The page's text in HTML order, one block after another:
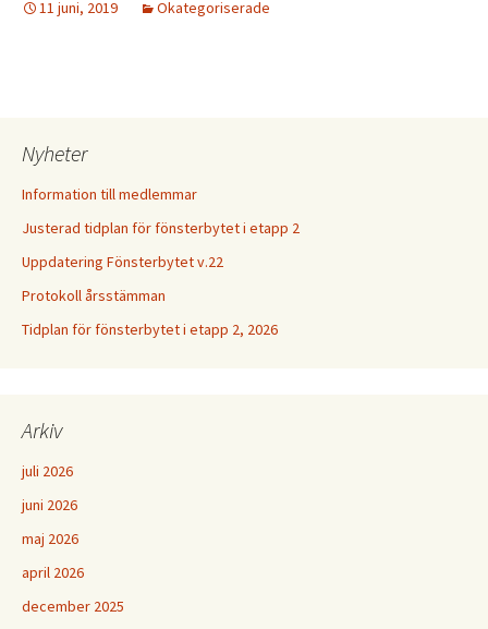
11 juni, 2019 Okategoriserade
Nyheter
Information till medlemmar
Justerad tidplan för fönsterbytet i etapp 2
Uppdatering Fönsterbytet v.22
Protokoll årsstämman
Tidplan för fönsterbytet i etapp 2, 2026
Arkiv
juli 2026
juni 2026
maj 2026
april 2026
december 2025